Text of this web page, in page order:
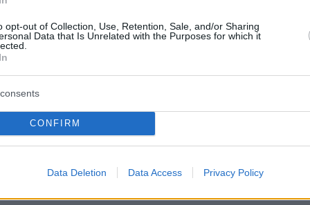
opt-out of Collection, Use, Retention, Sale, and/or Sharing
Data that Is Unrelated with the Purposes for which it
CONFIRM
Data Deletion Data Access Privacy Policy
v-cf2pc8c0jn7l-sf)
v-cf2pkjttyusx-sf)